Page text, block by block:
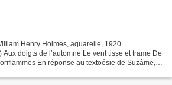
Henry Holmes, aquarelle, 1920
doigts de l’automne Le vent tisse et trame De
En réponse au textoésie de Suzâme,